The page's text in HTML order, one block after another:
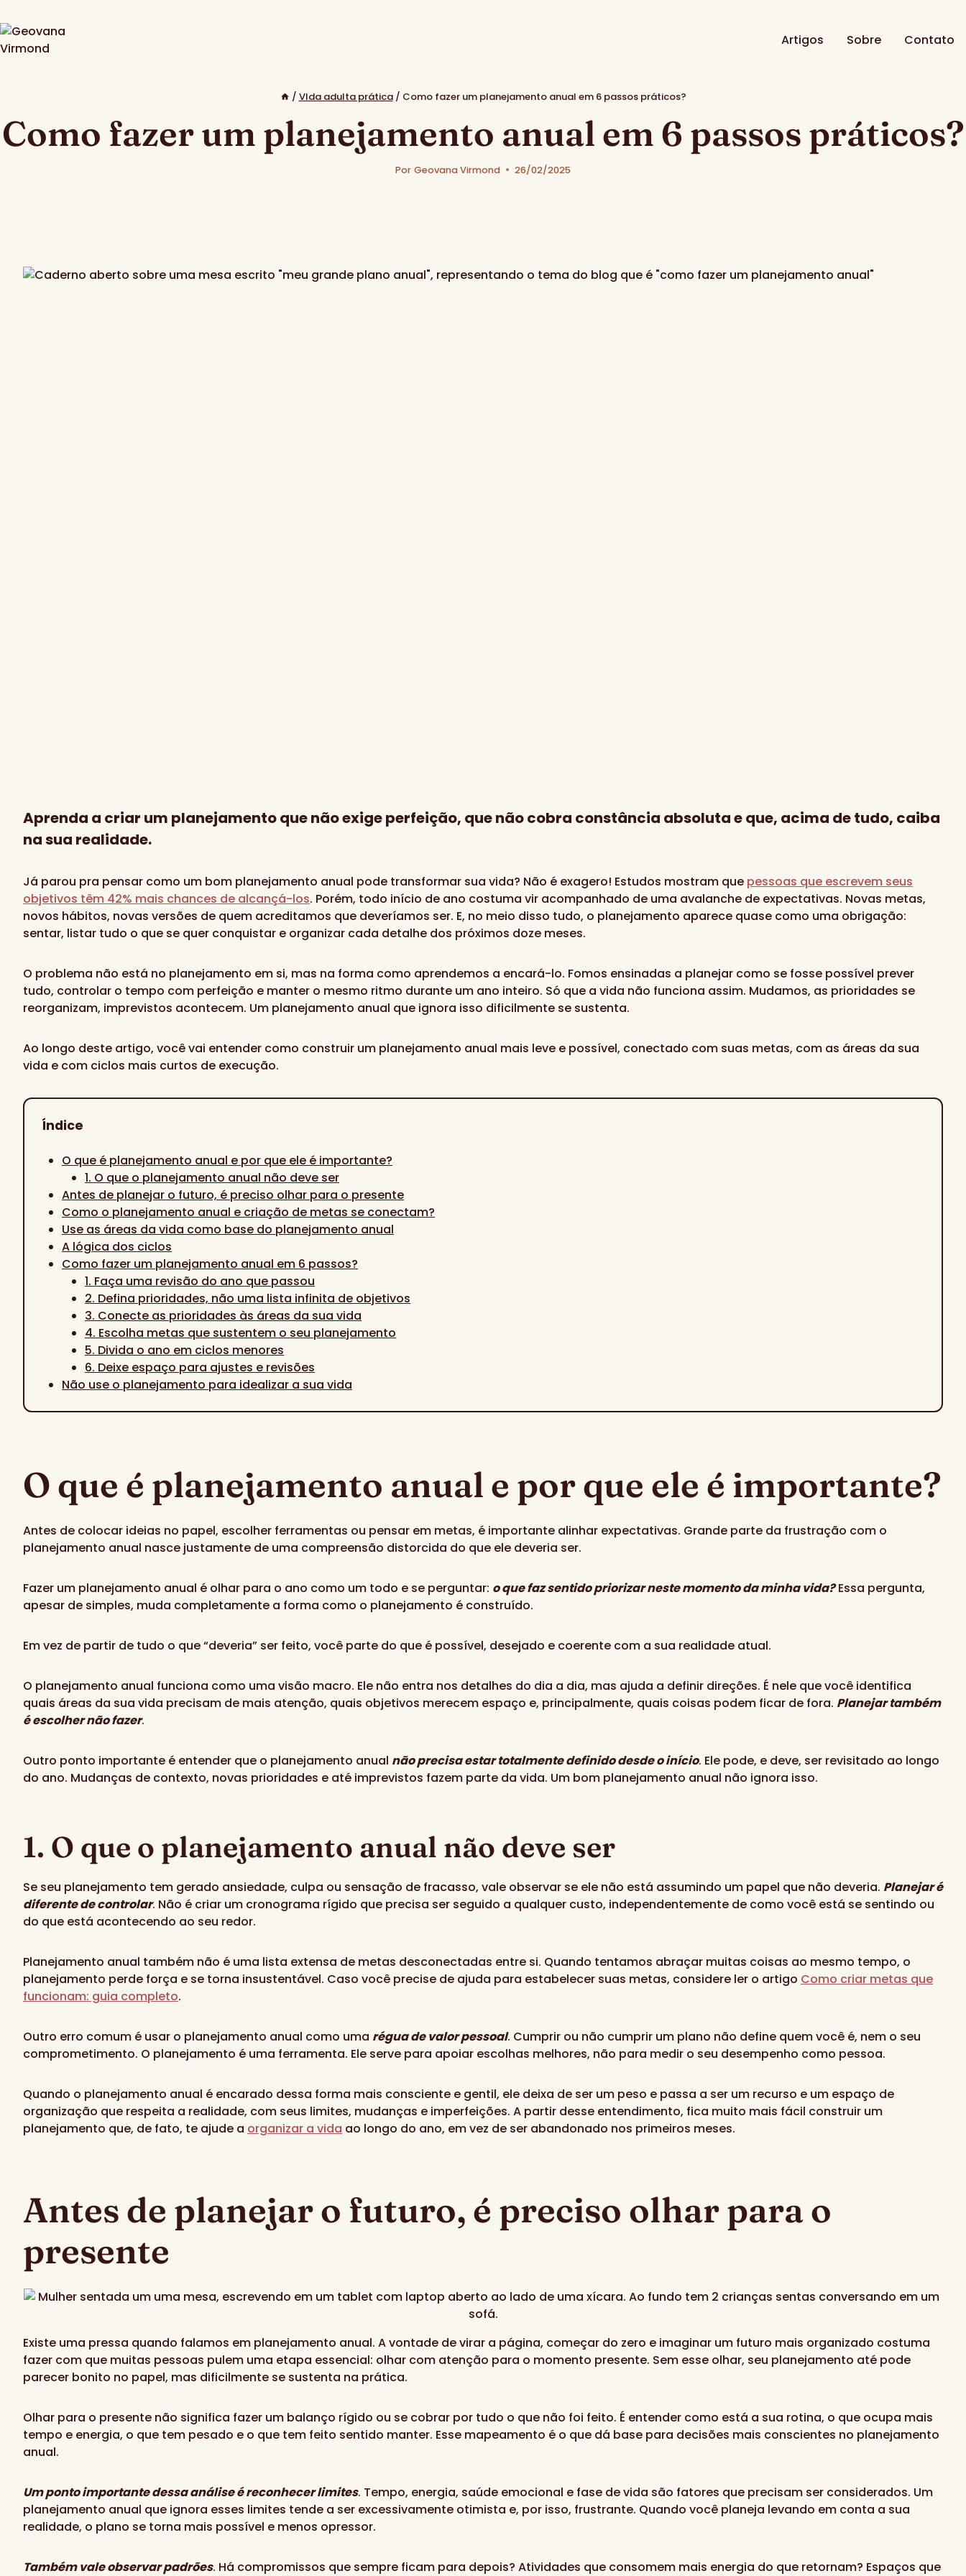
para
o
Artigos Sobre Contato
/ VIda adulta prática / Como fazer um planejamento anual em 6 passos práticos?
Como fazer um planejamento anual em 6 passos práticos?
Por Geovana Virmond 26/02/2025
Aprenda a criar um planejamento que não exige perfeição, que não cobra constância absoluta e que, acima de tudo, caiba
na sua realidade.
Já parou pra pensar como um bom planejamento anual pode transformar sua vida? Não é exagero! Estudos mostram que pessoas que escrevem seus
objetivos têm 42% mais chances de alcançá-los. Porém, todo início de ano costuma vir acompanhado de uma avalanche de expectativas. Novas metas,
novos hábitos, novas versões de quem acreditamos que deveríamos ser. E, no meio disso tudo, o planejamento aparece quase como uma obrigação:
sentar, listar tudo o que se quer conquistar e organizar cada detalhe dos próximos doze meses.
O problema não está no planejamento em si, mas na forma como aprendemos a encará-lo. Fomos ensinadas a planejar como se fosse possível prever
tudo, controlar o tempo com perfeição e manter o mesmo ritmo durante um ano inteiro. Só que a vida não funciona assim. Mudamos, as prioridades se
reorganizam, imprevistos acontecem. Um planejamento anual que ignora isso dificilmente se sustenta.
Ao longo deste artigo, você vai entender como construir um planejamento anual mais leve e possível, conectado com suas metas, com as áreas da sua
vida e com ciclos mais curtos de execução.
Índice
O que é planejamento anual e por que ele é importante?
1. O que o planejamento anual não deve ser
Antes de planejar o futuro, é preciso olhar para o presente
Como o planejamento anual e criação de metas se conectam?
Use as áreas da vida como base do planejamento anual
A lógica dos ciclos
Como fazer um planejamento anual em 6 passos?
1. Faça uma revisão do ano que passou
2. Defina prioridades, não uma lista infinita de objetivos
3. Conecte as prioridades às áreas da sua vida
4. Escolha metas que sustentem o seu planejamento
5. Divida o ano em ciclos menores
6. Deixe espaço para ajustes e revisões
Não use o planejamento para idealizar a sua vida
O que é planejamento anual e por que ele é importante?
Antes de colocar ideias no papel, escolher ferramentas ou pensar em metas, é importante alinhar expectativas. Grande parte da frustração com o
planejamento anual nasce justamente de uma compreensão distorcida do que ele deveria ser.
Fazer um planejamento anual é olhar para o ano como um todo e se perguntar: o que faz sentido priorizar neste momento da minha vida?Essa pergunta,
apesar de simples, muda completamente a forma como o planejamento é construído.
Em vez de partir de tudo o que “deveria” ser feito, você parte do que é possível, desejado e coerente com a sua realidade atual.
O planejamento anual funciona como uma visão macro. Ele não entra nos detalhes do dia a dia, mas ajuda a definir direções. É nele que você identifica
quais áreas da sua vida precisam de mais atenção, quais objetivos merecem espaço e, principalmente, quais coisas podem ficar de fora. Planejar também
é escolher não fazer.
Outro ponto importante é entender que o planejamento anual não precisa estar totalmente definido desde o início. Ele pode, e deve, ser revisitado ao longo
do ano. Mudanças de contexto, novas prioridades e até imprevistos fazem parte da vida. Um bom planejamento anual não ignora isso.
1. O que o planejamento anual não deve ser
Se seu planejamento tem gerado ansiedade, culpa ou sensação de fracasso, vale observar se ele não está assumindo um papel que não deveria. Planejar é
diferente de controlar. Não é criar um cronograma rígido que precisa ser seguido a qualquer custo, independentemente de como você está se sentindo ou
do que está acontecendo ao seu redor.
Planejamento anual também não é uma lista extensa de metas desconectadas entre si. Quando tentamos abraçar muitas coisas ao mesmo tempo, o
planejamento perde força e se torna insustentável. Caso você precise de ajuda para estabelecer suas metas, considere ler o artigo Como criar metas que
funcionam: guia completo.
Outro erro comum é usar o planejamento anual como uma régua de valor pessoal. Cumprir ou não cumprir um plano não define quem você é, nem o seu
comprometimento. O planejamento é uma ferramenta. Ele serve para apoiar escolhas melhores, não para medir o seu desempenho como pessoa.
Quando o planejamento anual é encarado dessa forma mais consciente e gentil, ele deixa de ser um peso e passa a ser um recurso e um espaço de
organização que respeita a realidade, com seus limites, mudanças e imperfeições. A partir desse entendimento, fica muito mais fácil construir um
planejamento que, de fato, te ajude a organizar a vida ao longo do ano, em vez de ser abandonado nos primeiros meses.
Antes de planejar o futuro, é preciso olhar para o
presente
Existe uma pressa quando falamos em planejamento anual. A vontade de virar a página, começar do zero e imaginar um futuro mais organizado costuma
fazer com que muitas pessoas pulem uma etapa essencial: olhar com atenção para o momento presente. Sem esse olhar, seu planejamento até pode
parecer bonito no papel, mas dificilmente se sustenta na prática.
Olhar para o presente não significa fazer um balanço rígido ou se cobrar por tudo o que não foi feito. É entender como está a sua rotina, o que ocupa mais
tempo e energia, o que tem pesado e o que tem feito sentido manter. Esse mapeamento é o que dá base para decisões mais conscientes no planejamento
anual.
Um ponto importante dessa análise é reconhecer limites. Tempo, energia, saúde emocional e fase de vida são fatores que precisam ser considerados. Um
planejamento anual que ignora esses limites tende a ser excessivamente otimista e, por isso, frustrante. Quando você planeja levando em conta a sua
realidade, o plano se torna mais possível e menos opressor.
Também vale observar padrões. Há compromissos que sempre ficam para depois? Atividades que consomem mais energia do que retornam? Espaços que